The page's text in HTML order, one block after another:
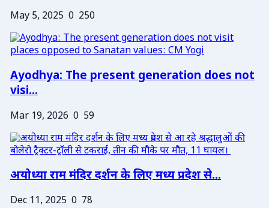
May 5, 2025 0 250
Ayodhya: The present generation does not
visi...
Mar 19, 2026 0 59
अयोध्या राम मंदिर दर्शन के लिए मध्य प्रदेश से...
Dec 11, 2025 0 78